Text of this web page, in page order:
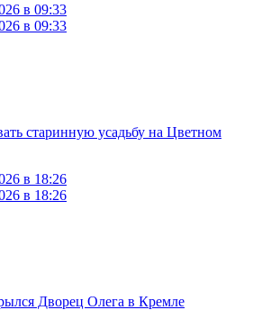
в 09:33
в 09:33
старинную усадьбу на Цветном
в 18:26
в 18:26
Дворец Олега в Кремле